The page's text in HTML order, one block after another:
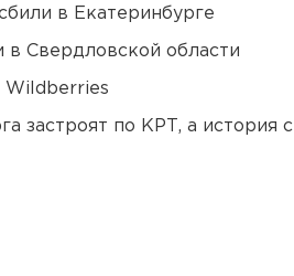
в Екатеринбурге
в Свердловской области
Wildberries
застроят по КРТ, а история с